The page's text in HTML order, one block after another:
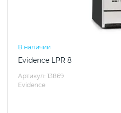
В наличии
Evidence LPR 8
Артикул: 13869
Evidence